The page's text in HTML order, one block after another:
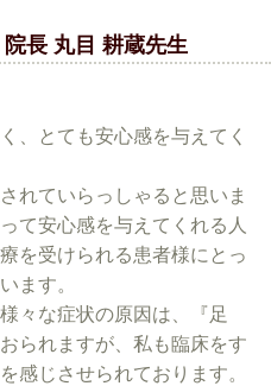
長 丸目 耕蔵先生
、とても安心感を与えてく
れていらっしゃると思いま
て安心感を与えてくれる人
を受けられる患者様にとっ
ます。
々な症状の原因は、『足
られますが、私も臨床をす
感じさせられております。